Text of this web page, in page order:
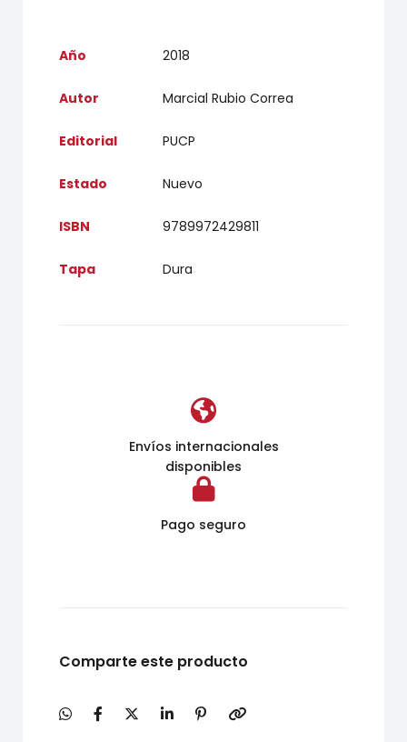
Año 2018
Autor Marcial Rubio Correa
Editorial PUCP
Estado Nuevo
ISBN 9789972429811
Tapa Dura
Envíos internacionales
disponibles
Pago seguro
Comparte este producto